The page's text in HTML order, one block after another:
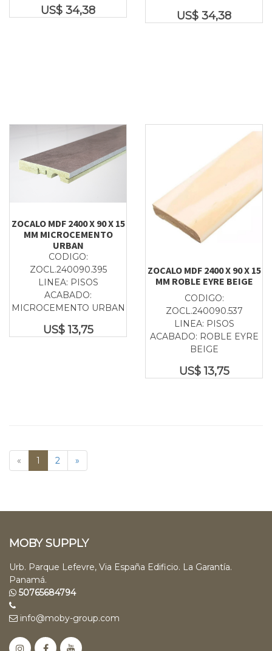
US$ 34,38 US$ 34,38
ZOCALO MDF 2400 X 90 X 15
MM MICROCEMENTO
URBAN
CODIGO:
ZOCL.240090.395
LINEA: PISOS
ACABADO:
MICROCEMENTO URBAN
US$13,75
ZOCALO MDF 2400 X 90 X 15
MM ROBLE EYRE BEIGE
CODIGO:
ZOCL.240090.537
LINEA: PISOS
ACABADO: ROBLE EYRE
BEIGE
US$13,75
« 1 2 »
MOBY SUPPLY
Urb. Parque Lefevre, Via España Edificio. La Garantía.
Panamá.
50765684794
info@moby-group.com